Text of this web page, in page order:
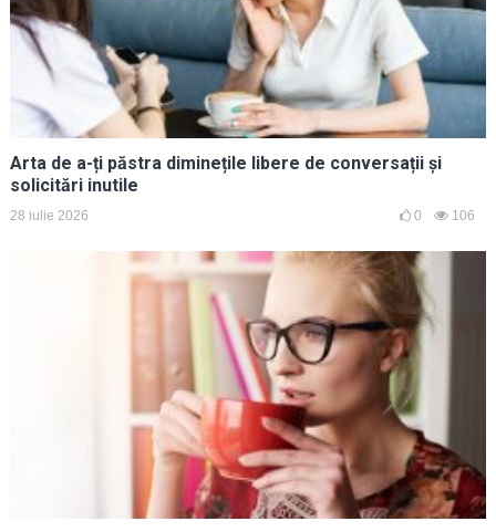
Arta de a-ți păstra diminețile libere de conversații și
solicitări inutile
28 iulie 2026 0 106